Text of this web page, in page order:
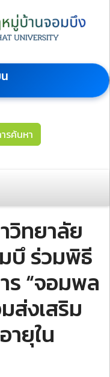
รค้นหา
วิทยาลัย
บึ ร่วมพิธี
ร “จอมพล
ส่งเสริม
ยุใน